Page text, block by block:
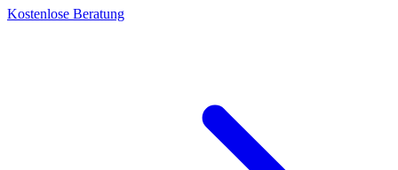
Kostenlose Beratung